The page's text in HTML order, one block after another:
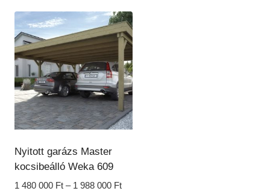
Nyitott garázs Master
kocsibeálló Weka 609
1 480 000 Ft – 1 988 000 FtÁrtartomány: